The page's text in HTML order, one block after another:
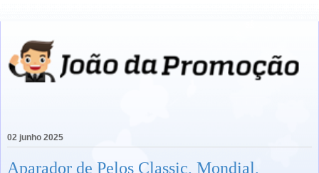
02 junho 2025
Aparador de Pelos Classic, Mondial,